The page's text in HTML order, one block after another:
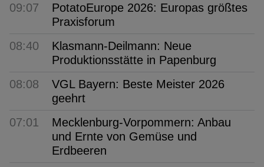
09:07
PotatoEurope 2026: Europas größtes
Praxisforum
08:40
Klasmann-Deilmann: Neue
Produktionsstätte in Papenburg
08:08
VGL Bayern: Beste Meister 2026
geehrt
07:01
Mecklenburg-Vorpommern: Anbau
und Ernte von Gemüse und
Erdbeeren